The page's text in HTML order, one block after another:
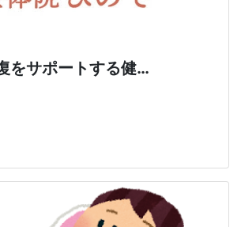
をサポートする健…